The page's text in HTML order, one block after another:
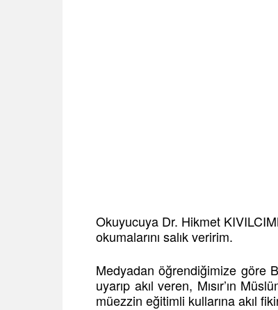
Okuyucuya Dr. Hikmet
okumalarını salık veririm.
Medyadan öğrendiğimize göre
uyarıp akıl veren, Mısır’ın
müezzin eğitimli kullarına akıl